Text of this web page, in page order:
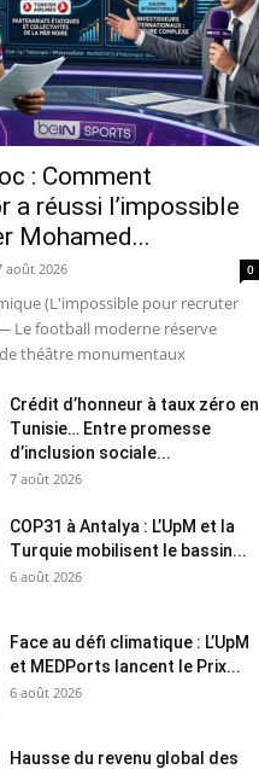
: Comment
a réussi l’impossible
Mohamed...
août 2026 0
(L'impossible pour recruter
Le football moderne réserve
théâtre monumentaux
Crédit d’honneur à taux zéro en
Tunisie… Entre promesse
d’inclusion sociale...
7 août 2026
COP31 à Antalya : L’UpM et la
Turquie mobilisent le bassin...
6 août 2026
Face au défi climatique : L’UpM
et MEDPorts lancent le Prix...
6 août 2026
Hausse du revenu global des